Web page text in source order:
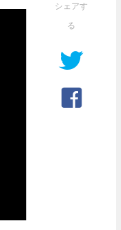
シェアす
る